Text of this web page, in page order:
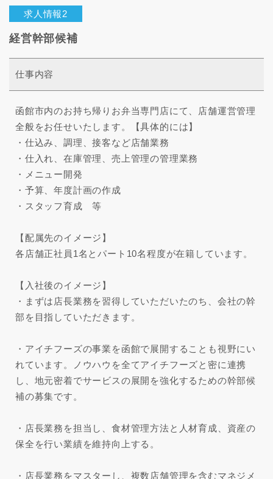
求人情報2
経営幹部候補
仕事内容
函館市内のお持ち帰りお弁当専門店にて、店舗運営管理
全般をお任せいたします。【具体的には】
・仕込み、調理、接客など店舗業務
・仕入れ、在庫管理、売上管理の管理業務
・メニュー開発
・予算、年度計画の作成
・スタッフ育成 等
【配属先のイメージ】
各店舗正社員1名とパート10名程度が在籍しています。
【入社後のイメージ】
・まずは店長業務を習得していただいたのち、会社の幹
部を目指していただきます。
・アイチフーズの事業を函館で展開することも視野にい
れています。ノウハウを全てアイチフーズと密に連携
し、地元密着でサービスの展開を強化するための幹部候
補の募集です。
・店長業務を担当し、食材管理方法と人材育成、資産の
保全を行い業績を維持向上する。
・店長業務をマスターし、複数店舗管理を含むマネジメ